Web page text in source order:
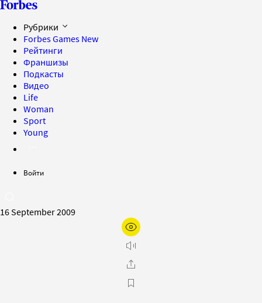
Рубрики
Forbes Games New
Рейтинги
Франшизы
Подкасты
Видео
Life
Woman
Sport
Young
Войти
16 September 2009